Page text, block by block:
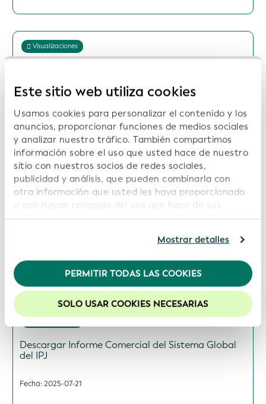
Este sitio web utiliza cookies
Usamos cookies para personalizar el contenido y los
anuncios, proporcionar funciones de medios sociales
y analizar nuestro tráfico. También compartimos
información sobre el uso que usted hace de nuestro
sitio con nuestros socios de redes sociales,
publicidad y análisis, que pueden combinarla con
otra información que usted les haya proporcionado
o que hayan recogido del uso que hace de sus
servicios. Si continúa usando nuestro sitio web,
Política de
privacidad.
Recomendamos mantener activadas las cookies
para mejorar la experiencia en nuestro sitio web.
Mostrar detalles
PERMITIR TODAS LAS COOKIES
SOLO USAR COOKIES NECESARIAS
Visualizaciones
Fecha: 2026-01-26
Visualizaciones
Descargar Informe Comercial del Sistema Global
del IPJ
Descargar Informe Comercial del Sistema Global
del IPJ
Fecha: 2025-07-21